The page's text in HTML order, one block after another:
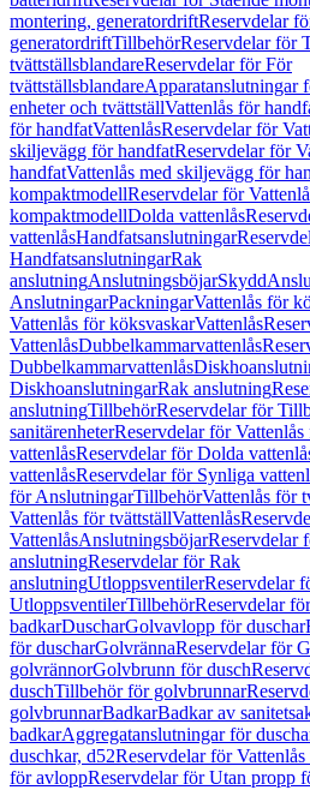
montering, generatordriftReservdelar
generatordriftTillbehörReservdelar för
tvättställsblandareReservdelar för För
tvättställsblandareApparatanslutningar
enheter och tvättställVattenlås för
för handfatVattenlåsReservdelar för
skiljevägg för handfatReservdelar för
handfatVattenlås med skiljevägg för
kompaktmodellReservdelar för
kompaktmodellDolda vattenlås
vattenlåsHandfatsanslutningar
HandfatsanslutningarRak
anslutningAnslutningsböjarSkydd
AnslutningarPackningarVattenlås för
Vattenlås för köksvaskarVattenlås
VattenlåsDubbelkammarvattenlås
Dubbelkammarvattenlås
DiskhoanslutningarRak anslutning
anslutningTillbehörReservdelar för
sanitärenheterReservdelar för Vattenlås
vattenlåsReservdelar för Dolda
vattenlåsReservdelar för Synliga
för AnslutningarTillbehörVattenlås för
Vattenlås för tvättställVattenlås
VattenlåsAnslutningsböjarReservdelar
anslutningReservdelar för Rak
anslutningUtloppsventilerReservdelar
UtloppsventilerTillbehörReservdelar
badkarDuscharGolvavlopp för duschar
för duscharGolvrännaReservdelar för
golvrännorGolvbrunn för dusch
duschTillbehör för golvbrunnar
golvbrunnarBadkarBadkar av
badkarAggregatanslutningar för
duschkar, d52Reservdelar för
för avloppReservdelar för Utan propp